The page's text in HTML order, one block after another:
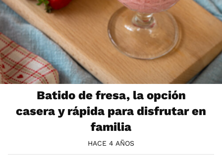
Batido de fresa, la opción
casera y rápida para disfrutar en
familia
HACE 4 AÑOS